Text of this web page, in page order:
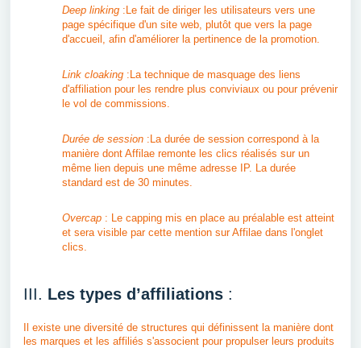
Deep linking :Le fait de diriger les utilisateurs vers une
page spécifique d'un site web, plutôt que vers la page
d'accueil, afin d'améliorer la pertinence de la promotion.
Link cloaking :La technique de masquage des liens
d'affiliation pour les rendre plus conviviaux ou pour prévenir
le vol de commissions.
Durée de session :La durée de session correspond à la
manière dont Affilae remonte les clics réalisés sur un
même lien depuis une même adresse IP. La durée
standard est de 30 minutes.
Overcap : Le capping mis en place au préalable est atteint
et sera visible par cette mention sur Affilae dans l'onglet
clics.
III. Les types d’affiliations :
Il existe une diversité de structures qui définissent la manière dont
les marques et les affiliés s'associent pour propulser leurs produits